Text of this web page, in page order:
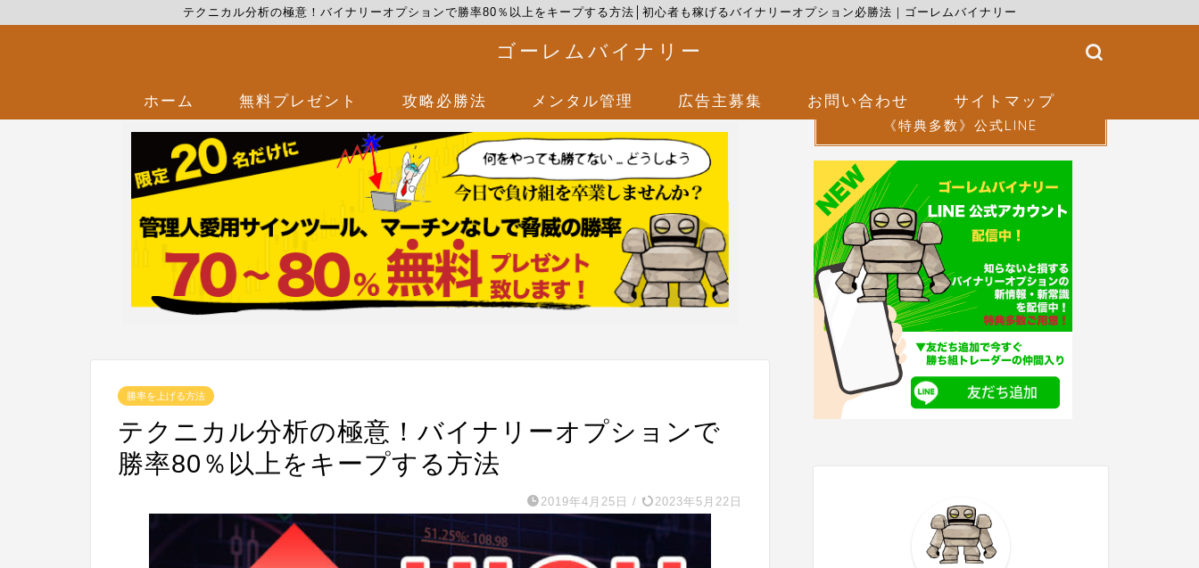
テクニカル分析の極意！バイナリーオプションで勝率80％以上をキープする方法│初心者も稼げるバイナリーオプション必勝法｜ゴーレムバイナリー
ゴーレムバイナリー
ホーム 無料プレゼント 攻略必勝法 メンタル管理 広告主募集 お問い合わせ サイトマップ
勝率を上げる方法
テクニカル分析の極意！バイナリーオプションで
勝率80％以上をキープする方法
2019年4月25日 / 2023年5月22日
《特典多数》公式LINE